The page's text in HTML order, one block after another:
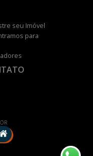
seu Imóvel
para